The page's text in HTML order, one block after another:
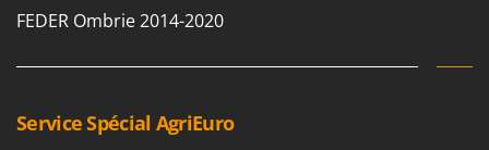
Coupe-branches
Cultivateurs Tiller à ressorts - Extirpateurs
Besser Vacuum
Beta tools
FEDER Ombrie 2014-2020
Service Spécial AgriEuro